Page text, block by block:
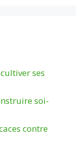
ses
soi-
contre